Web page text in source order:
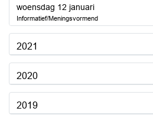
woensdag 12 januari2022
Informatief/Meningsvormend
2021
2020
2019